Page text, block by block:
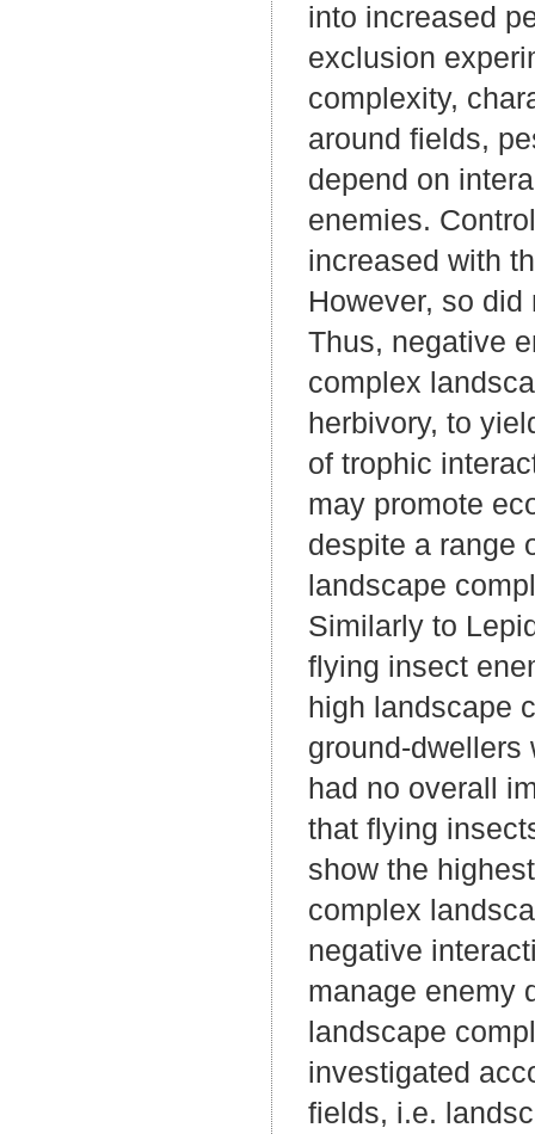
into increased
exclusion
complexity,
around fields,
depend on
enemies.
increased with
However, so
Thus, negative
complex
herbivory, to
of trophic
may promote
despite a range
landscape
Similarly to
flying insect
high landscape
ground-dwellers
had no overall
that flying
show the
complex
negative
manage enemy
landscape
investigated
fields, i.e.